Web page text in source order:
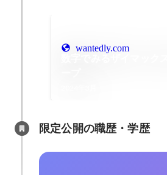
wantedly.com
限定公開の職歴・学歴